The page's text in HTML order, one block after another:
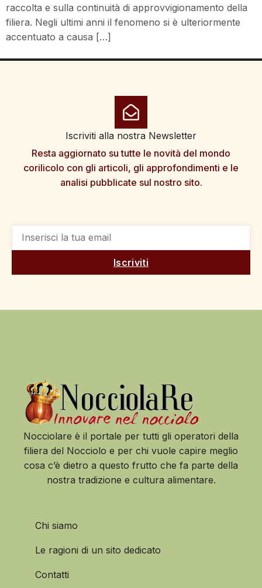
raccolta e sulla continuità di approvvigionamento della
filiera. Negli ultimi anni il fenomeno si è ulteriormente
accentuato a causa […]
Iscriviti alla nostra Newsletter
Resta aggiornato su tutte le novità del mondo
corilicolo con gli articoli, gli approfondimenti e le
analisi pubblicate sul nostro sito.
Iscriviti
Nocciolare è il portale per tutti gli operatori della
filiera del Nocciolo e per chi vuole capire meglio
cosa c’è dietro a questo frutto che fa parte della
nostra tradizione e cultura alimentare.
Chi siamo
Le ragioni di un sito dedicato
Contatti